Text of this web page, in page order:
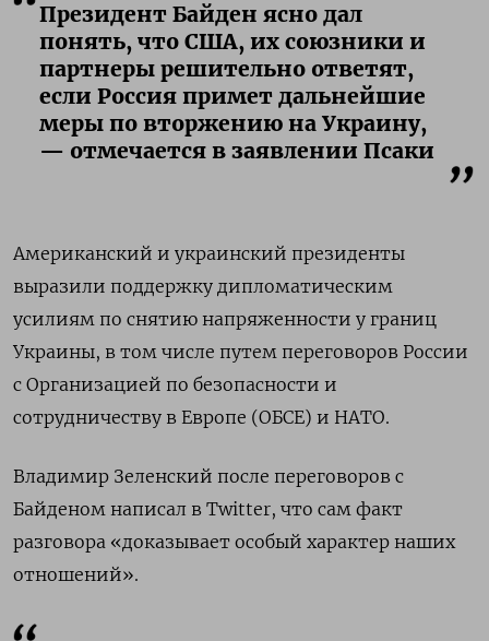
Президент Байден ясно дал
понять, что США, их союзники и
партнеры решительно ответят,
если Россия примет дальнейшие
меры по вторжению на Украину,
— отмечается в заявлении Псаки
Американский и украинский президенты
выразили поддержку дипломатическим
усилиям по снятию напряженности у границ
Украины, в том числе путем переговоров России
с Организацией по безопасности и
сотрудничеству в Европе (ОБСЕ) и НАТО.
Владимир Зеленский после переговоров с
Байденом написал в Twitter, что сам факт
разговора «доказывает особый характер наших
отношений».